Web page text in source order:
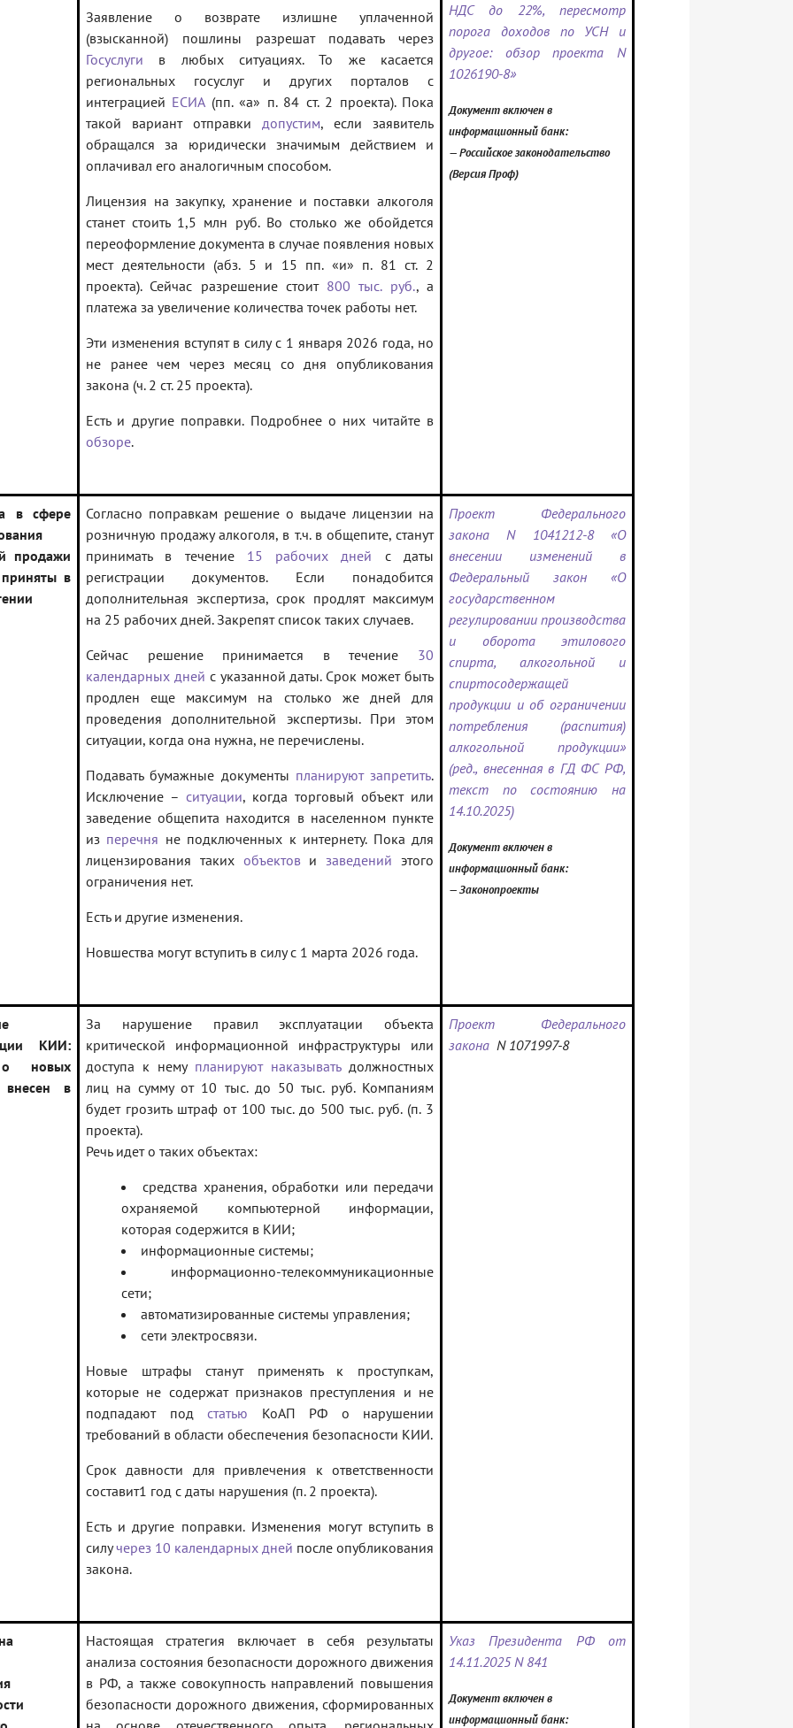
Заявление о возврате излишне уплаченной
(взысканной) пошлины разрешат подавать через
Госуслуги в любых ситуациях. То же касается
региональных госуслуг и других порталов с
интеграцией ЕСИА(пп. «а» п. 84 ст. 2 проекта). Пока
такой вариант отправки допустим, если заявитель
обращался за юридически значимым действием и
оплачивал его аналогичным способом.
Лицензия на закупку, хранение и поставки алкоголя
станет стоить 1,5 млн руб. Во столько же обойдется
переоформление документа в случае появления новых
мест деятельности (абз. 5 и 15 пп. «и» п. 81 ст. 2
проекта). Сейчас разрешение стоит 800 тыс. руб., а
платежа за увеличение количества точек работы нет.
Эти изменения вступят в силу с 1 января 2026 года, но
не ранее чем через месяц со дня опубликования
закона (ч. 2 ст. 25 проекта).
Есть и другие поправки. Подробнее о них читайте в
обзоре.
НДС до 22%, пересмотр
порога доходов по УСН и
другое: обзор проекта N
1026190-8»
Документ включен в
информационный банк:
— Российское законодательство
(Версия Проф)
в сфере
продажи
в
Согласно поправкам решение о выдаче лицензии на
розничную продажу алкоголя, в т.ч. в общепите, станут
принимать в течение 15 рабочих дней с даты
регистрации документов. Если понадобится
дополнительная экспертиза, срок продлят максимум
на 25 рабочих дней. Закрепят список таких случаев.
Сейчас решение принимается в течение 30
календарных дней с указанной даты. Срок может быть
продлен еще максимум на столько же дней для
проведения дополнительной экспертизы. При этом
ситуации, когда она нужна, не перечислены.
Подавать бумажные документы планируют запретить.
Исключение – ситуации, когда торговый объект или
заведение общепита находится в населенном пункте
из перечня не подключенных к интернету. Пока для
лицензирования таких объектовизаведений этого
ограничения нет.
Есть и другие изменения.
Новшества могут вступить в силу с 1 марта 2026 года.
Проект Федерального
закона N 1041212-8 «О
внесении изменений в
Федеральный закон «О
государственном
регулировании производства
и оборота этилового
спирта, алкогольной и
спиртосодержащей
продукции и об ограничении
потребления (распития)
алкогольной продукции»
(ред., внесенная в ГД ФС РФ,
текст по состоянию на
14.10.2025)
Документ включен в
информационный банк:
— Законопроекты
КИИ:
о новых
внесен в
За нарушение правил эксплуатации объекта
критической информационной инфраструктуры или
доступа к нему планируют наказыватьдолжностных
лиц на сумму от 10 тыс. до 50 тыс. руб. Компаниям
будет грозить штраф от 100 тыс. до 500 тыс. руб. (п. 3
проекта).
Речь идет о таких объектах:
средства хранения, обработки или передачи
охраняемой компьютерной информации,
которая содержится в КИИ;
информационные системы;
информационно-телекоммуникационные
сети;
автоматизированные системы управления;
сети электросвязи.
Новые штрафы станут применять к проступкам,
которые не содержат признаков преступления и не
подпадают под статью КоАП РФ о нарушении
требований в области обеспечения безопасности КИИ.
Срок давности для привлечения к ответственности
составит1 год с даты нарушения (п. 2 проекта).
Есть и другие поправки. Изменения могут вступить в
силучерез 10 календарных дней после опубликования
закона.
Проект Федерального
закона N 1071997-8
Настоящая стратегия включает в себя результаты
анализа состояния безопасности дорожного движения
в РФ, а также совокупность направлений повышения
безопасности дорожного движения, сформированных
Указ Президента РФ от
14.11.2025 N 841
Документ включен в
информационный банк: